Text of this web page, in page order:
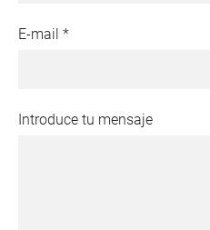
E-mail *
Introduce tu mensaje